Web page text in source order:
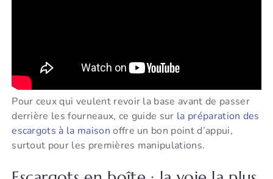
Pour ceux qui veulent revoir la base avant de passer
derrière les fourneaux, ce guide sur la préparation des
escargots à la maison offre un bon point d’appui,
surtout pour les premières manipulations.